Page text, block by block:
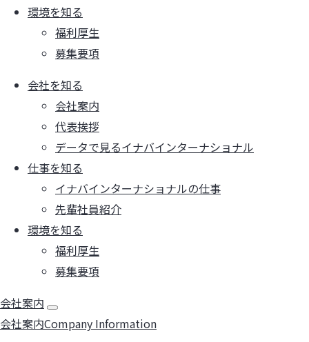
環境を知る
福利厚生
募集要項
会社を知る
会社案内
代表挨拶
データで見るイナバインターナショナル
仕事を知る
イナバインターナショナルの仕事
先輩社員紹介
環境を知る
福利厚生
募集要項
会社案内
会社案内Company Information